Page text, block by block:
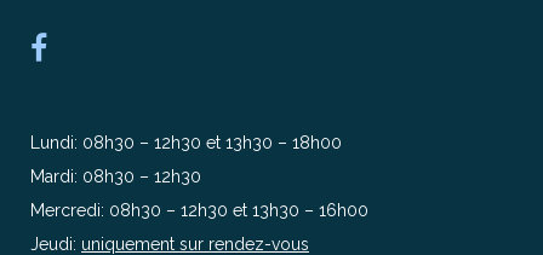
Lundi: 08h30 – 12h30 et 13h30 – 18h00
Mardi: 08h30 – 12h30
Mercredi: 08h30 – 12h30 et 13h30 – 16h00
Jeudi: uniquement sur rendez-vous